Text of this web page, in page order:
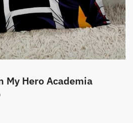
My Hero Academia